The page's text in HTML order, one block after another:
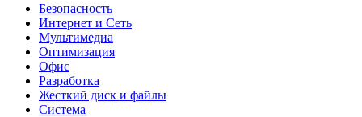
Безопасность
Интернет и Сеть
Мультимедиа
Оптимизация
Офис
Разработка
Жесткий диск и файлы
Система